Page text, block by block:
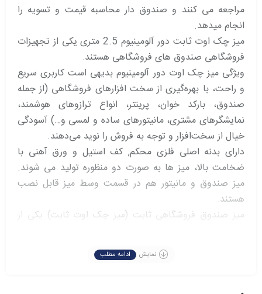
مراجعه می کنند و صندوق دار محاسبه قیمت و تسویه را
انجام میدهد.
میز چک اوت ثابت دور آلومینیوم 2.5 متری یکی از تجهیزات
فروشگاهی صندوق های فروشگاهی هستند.
ویژگی میز چک اوت دور آلومینیوم بدیهی است کاربری سریع
و راحت، با بهره‌گیری از سخت افزارهای فروشگاهی (از جمله
صندوق، بارکد خوان، پرینتر، انواع ترازوهای هوشمند،
نمایشگرهای مشتری، مانیتورهای ساده و لمسی و…) آسودگی
خیال از سخت‌افزار و توجه به فروش را نوید می‌دهند.
دارای بدنه اصلی فلزی محکم, کف استیل و ورق آهنی با
ضخامت بالا، میز ها به صورت دو منظوره تولید می شوند.
میز صندوق و مانیتور هم در قسمت وسط میز قابل نصب
هستند.
میز صندوق فروشگاهی ثابت (میز چک اوت ثابت) یکی از
این میز عموما جلوی درب خروج قرار میگیرد. میز صندوق یا
میز چک اوت همان طور که از نامش مشخص می باشد.
نمایش ادامه مطلب